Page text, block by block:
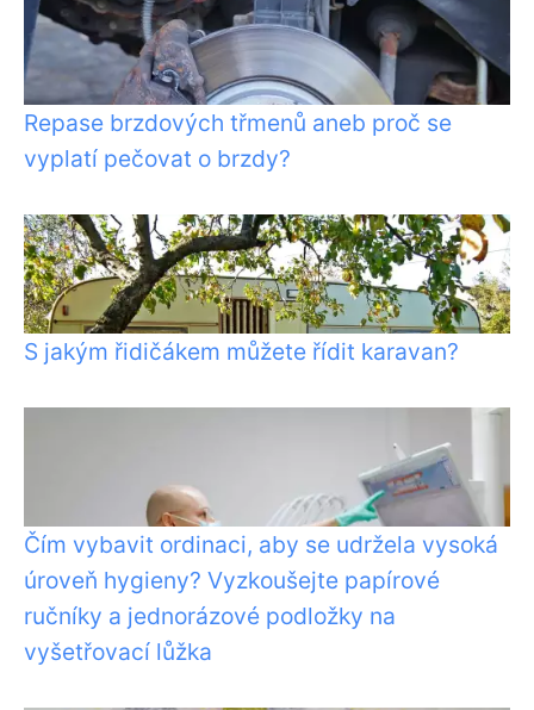
Repase brzdových třmenů aneb proč se
vyplatí pečovat o brzdy?
S jakým řidičákem můžete řídit karavan?
Čím vybavit ordinaci, aby se udržela vysoká
úroveň hygieny? Vyzkoušejte papírové
ručníky a jednorázové podložky na
vyšetřovací lůžka